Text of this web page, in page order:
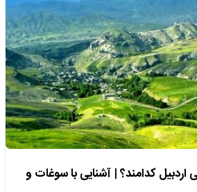
کدامند؟ | آشنایی با سوغات و